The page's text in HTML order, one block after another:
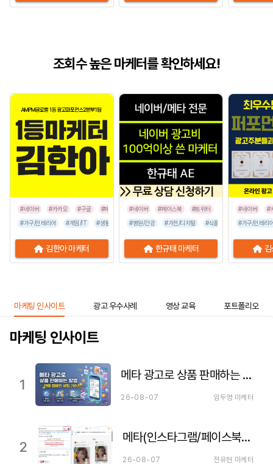
조회수 높은 마케터를 확인하세요!
#네이버 #카카오 #구글 #페이스북 #인스타그램
#틱톡
#가구/인테리어
#게임/IT #생활/리빙 #공공기관 #교육/취업 #금융/보험 #이벤트/행사
김한아 마케터
#네이버 #페이스북
#트위터
#병원/건강
#가전/디지털 #식품/음료 #프랜차이즈
한규태 마케터
#네이버
#
#가구/인테리
마케팅 인사이트 광고 우수사례 영상 교육 포트폴리오
마케팅 인사이트
1
메타 광고로 상품 판매하는 방법 — 판매 캠페인 세팅 가이드
26-08-07 임두영 마케터
2
메타(인스타그램/페이스북) 파트너십 광고 세팅하는 법 이거만 보세요!
26-08-07 전유현 마케터